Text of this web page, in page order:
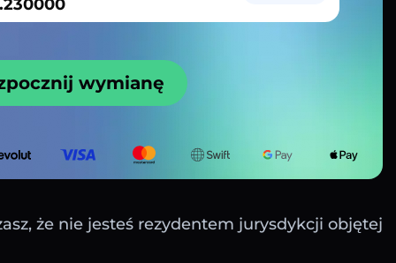
wymianę
że nie jesteś rezydentem jurysdykcji objętej